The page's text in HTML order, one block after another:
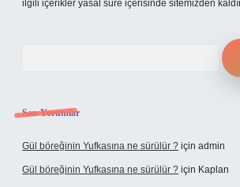
ilgili içerikler yasal süre içerisinde sitemizden
Son Yorumlar
Gül böreğinin Yufkasına ne sürülür ? için admin
Gül böreğinin Yufkasına ne sürülür ? için Kaplan